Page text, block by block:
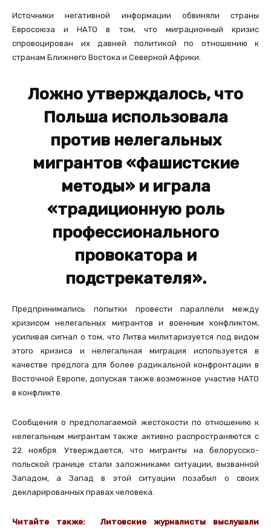
Источники негативной информации обвиняли страны
Евросоюза и НАТО в том, что миграционный кризис
спровоцирован их давней политикой по отношению к
странам Ближнего Востока и Северной Африки.
Ложно утверждалось, что
Польша использовала
против нелегальных
мигрантов «фашистские
методы» и играла
«традиционную роль
профессионального
провокатора и
подстрекателя».
Предпринимались попытки провести параллели между
кризисом нелегальных мигрантов и военным конфликтом,
усиливая сигнал о том, что Литва милитаризуется под видом
этого кризиса и нелегальная миграция используется в
качестве предлога для более радикальной конфронтации в
Восточной Европе, допуская также возможное участие НАТО
в конфликте.
Сообщения о предполагаемой жестокости по отношению к
нелегальным мигрантам также активно распространяются с
22 ноября. Утверждается, что мигранты на белорусско-
польской границе стали заложниками ситуации, вызванной
Западом, а Запад в этой ситуации позабыл о своих
декларированных правах человека.
Читайте также:
Литовские журналисты выслушали